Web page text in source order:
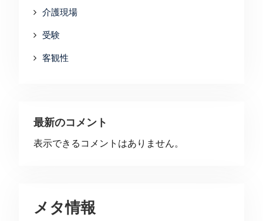
介護現場
受験
客観性
最新のコメント
表示できるコメントはありません。
メタ情報